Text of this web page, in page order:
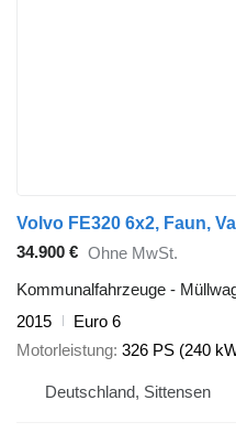
Volvo FE320 6x2, Faun,
34.900 € Ohne MwSt.
Kommunalfahrzeuge -
2015
Euro 6
Motorleistung 326 PS (240
Deutschland, Sittensen